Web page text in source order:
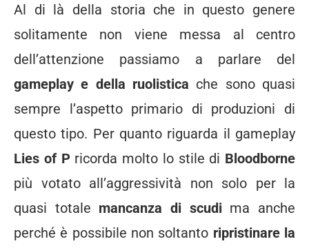
Al di là della storia che in questo genere
solitamente non viene messa al centro
dell’attenzione passiamo a parlare del
gameplay e della ruolistica che sono quasi
sempre l’aspetto primario di produzioni di
questo tipo. Per quanto riguarda il gameplay
Lies of P ricorda molto lo stile di Bloodborne
più votato all’aggressività non solo per la
quasi totale mancanza di scudima anche
perché è possibile non soltanto ripristinare la